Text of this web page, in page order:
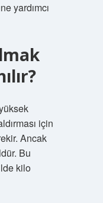
yardımcı
için
Ancak
Bu
kilo